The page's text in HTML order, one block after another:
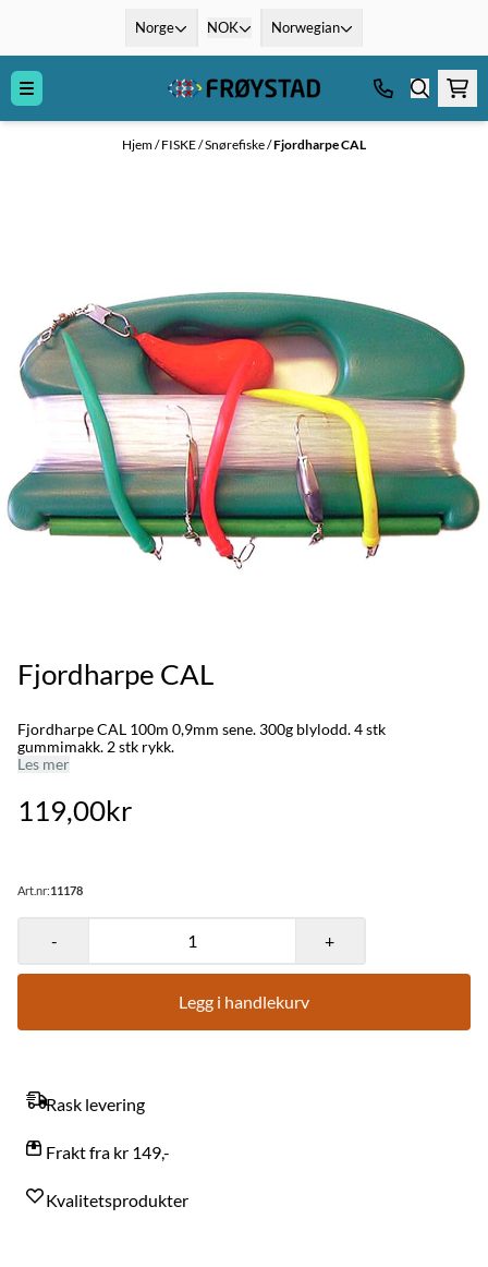
Norge NOK Norwegian
Hjem/FISKE/Snørefiske/Fjordharpe CAL
Fjordharpe CAL
Fjordharpe CAL 100m 0,9mm sene. 300g blylodd. 4 stk
gummimakk. 2 stk rykk.
Les mer
119,00kr
Art.nr:11178
- +
Legg i handlekurv
Rask levering
Frakt fra kr 149,-
Kvalitetsprodukter